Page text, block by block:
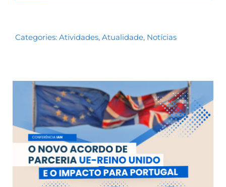
Categories: Atividades, Atualidade, Notícias